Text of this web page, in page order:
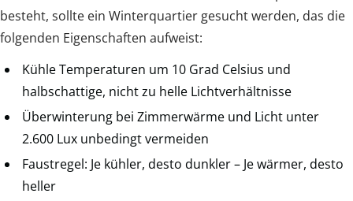
besteht, sollte ein Winterquartier gesucht werden, das die
folgenden Eigenschaften aufweist:
Kühle Temperaturen um 10 Grad Celsius und
halbschattige, nicht zu helle Lichtverhältnisse
Überwinterung bei Zimmerwärme und Licht unter
2.600 Lux unbedingt vermeiden
Faustregel: Je kühler, desto dunkler – Je wärmer, desto
heller